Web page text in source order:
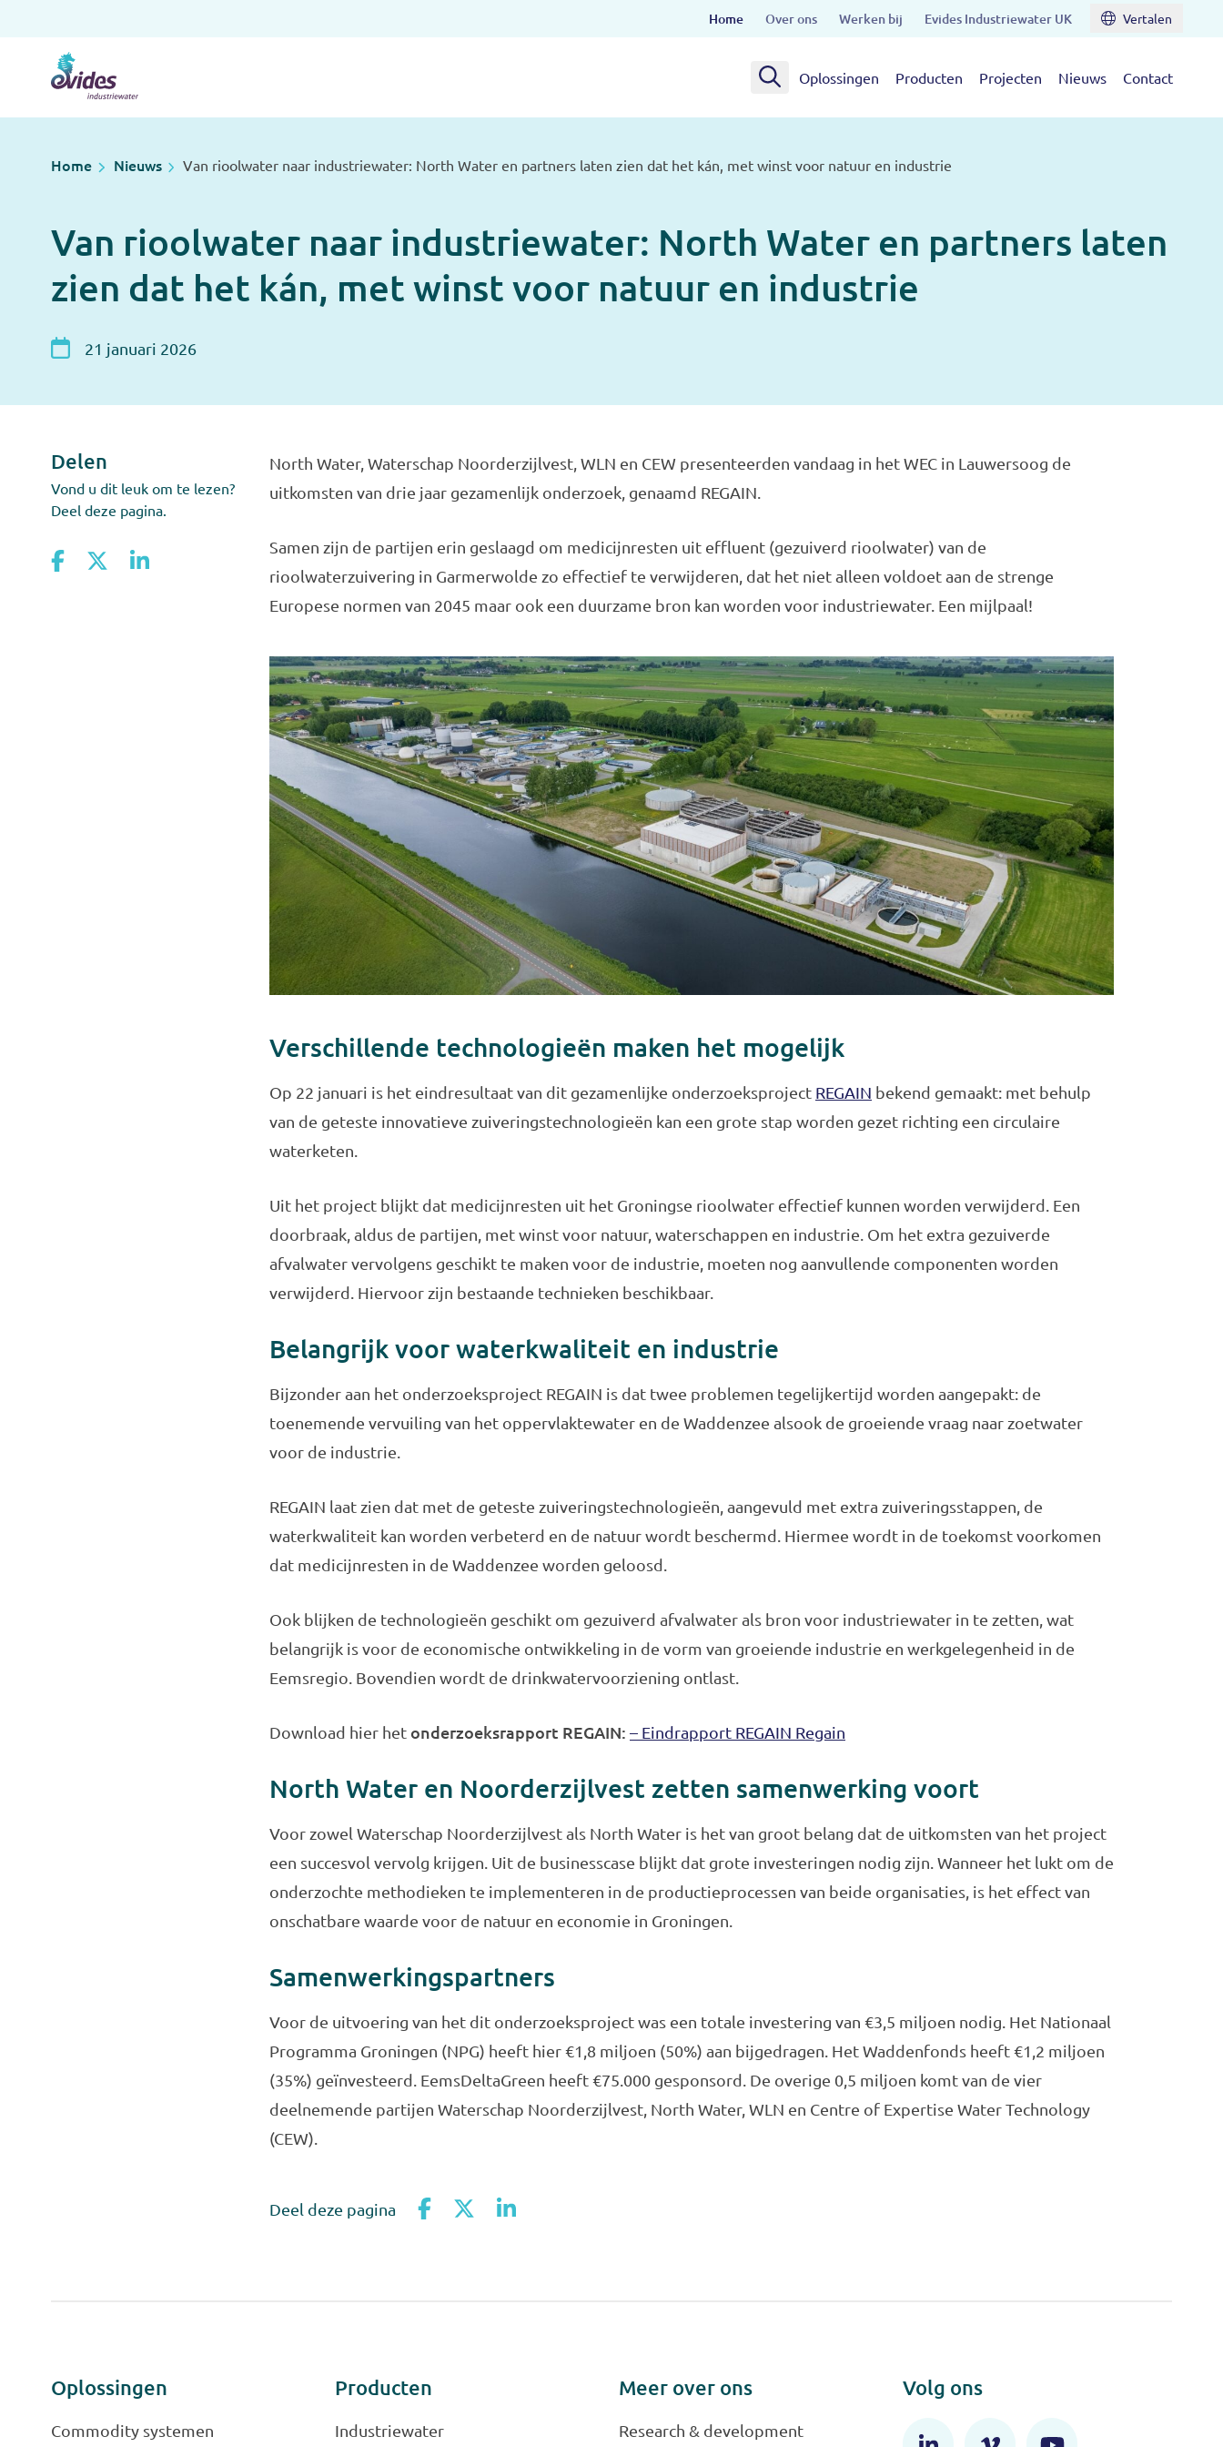
Home Over ons Werken bij Evides Industriewater UK Vertalen
Oplossingen Producten Projecten Nieuws Contact
Home Nieuws Van rioolwater naar industriewater: North Water en partners laten zien dat het kán, met winst voor natuur en industrie
Van rioolwater naar industriewater: North Water en partners laten
zien dat het kán, met winst voor natuur en industrie
21 januari 2026
Delen
Vond u dit leuk om te lezen?
Deel deze pagina.
North Water, Waterschap Noorderzijlvest, WLN en CEW presenteerden vandaag in het WEC in Lauwersoog de
uitkomsten van drie jaar gezamenlijk onderzoek, genaamd REGAIN.
Samen zijn de partijen erin geslaagd om medicijnresten uit effluent (gezuiverd rioolwater) van de
rioolwaterzuivering in Garmerwolde zo effectief te verwijderen, dat het niet alleen voldoet aan de strenge
Europese normen van 2045 maar ook een duurzame bron kan worden voor industriewater. Een mijlpaal!
Verschillende technologieën maken het mogelijk
Op 22 januari is het eindresultaat van dit gezamenlijke onderzoeksproject REGAIN bekend gemaakt: met behulp
van de geteste innovatieve zuiveringstechnologieën kan een grote stap worden gezet richting een circulaire
waterketen.
Uit het project blijkt dat medicijnresten uit het Groningse rioolwater effectief kunnen worden verwijderd. Een
doorbraak, aldus de partijen, met winst voor natuur, waterschappen en industrie. Om het extra gezuiverde
afvalwater vervolgens geschikt te maken voor de industrie, moeten nog aanvullende componenten worden
verwijderd. Hiervoor zijn bestaande technieken beschikbaar.
Belangrijk voor waterkwaliteit en industrie
Bijzonder aan het onderzoeksproject REGAIN is dat twee problemen tegelijkertijd worden aangepakt: de
toenemende vervuiling van het oppervlaktewater en de Waddenzee alsook de groeiende vraag naar zoetwater
voor de industrie.
REGAIN laat zien dat met de geteste zuiveringstechnologieën, aangevuld met extra zuiveringsstappen, de
waterkwaliteit kan worden verbeterd en de natuur wordt beschermd. Hiermee wordt in de toekomst voorkomen
dat medicijnresten in de Waddenzee worden geloosd.
Ook blijken de technologieën geschikt om gezuiverd afvalwater als bron voor industriewater in te zetten, wat
belangrijk is voor de economische ontwikkeling in de vorm van groeiende industrie en werkgelegenheid in de
Eemsregio. Bovendien wordt de drinkwatervoorziening ontlast.
Download hier het onderzoeksrapport REGAIN: – Eindrapport REGAIN Regain
North Water en Noorderzijlvest zetten samenwerking voort
Voor zowel Waterschap Noorderzijlvest als North Water is het van groot belang dat de uitkomsten van het project
een succesvol vervolg krijgen. Uit de businesscase blijkt dat grote investeringen nodig zijn. Wanneer het lukt om de
onderzochte methodieken te implementeren in de productieprocessen van beide organisaties, is het effect van
onschatbare waarde voor de natuur en economie in Groningen.
Samenwerkingspartners
Voor de uitvoering van het dit onderzoeksproject was een totale investering van €3,5 miljoen nodig. Het Nationaal
Programma Groningen (NPG) heeft hier €1,8 miljoen (50%) aan bijgedragen. Het Waddenfonds heeft €1,2 miljoen
(35%) geïnvesteerd. EemsDeltaGreen heeft €75.000 gesponsord. De overige 0,5 miljoen komt van de vier
deelnemende partijen Waterschap Noorderzijlvest, North Water, WLN en Centre of Expertise Water Technology
(CEW).
Deel deze pagina
Oplossingen
Commodity systemen
Producten
Industriewater
Meer over ons
Research & development
Volg ons